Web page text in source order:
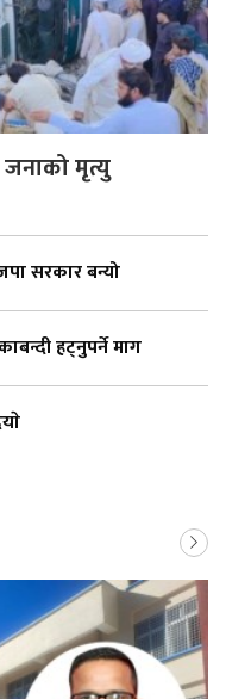
जनाको मृत्यु
सरकार बन्यो
हट्नुपर्ने माग